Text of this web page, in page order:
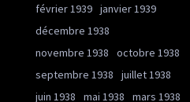
février 1939 janvier 1939
décembre 1938
novembre 1938
octobre 1938
septembre 1938
juillet 1938
juin 1938
mai 1938
mars 1938